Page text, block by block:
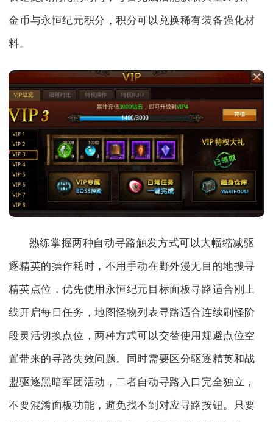
金币与永恒纪元积分，积分可以兑换稀有装备强化材
料。
熟练掌握两种自动寻路触发方式可以大幅缩减驱
逐精英的操作耗时，不用手动在野外漫无目的地搜寻
精英点位，优先使用永恒纪元目标面板寻路适合刚上
线开启每日任务，地图怪物列表寻路适合连续刷怪阶
段灵活切换点位，两种方式可以交替使用规避点位空
置带来的寻路失效问题。同时需要区分驱逐精英和战
盟驱逐黑暗军团活动，二者自动寻路入口完全独立，
不要混淆面板功能，避免找不到对应寻路按钮。只要